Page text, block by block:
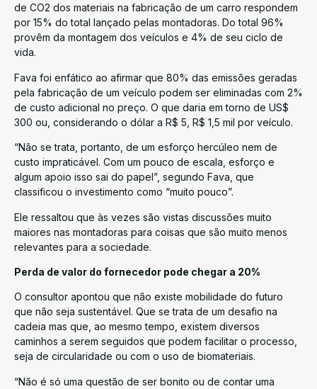
de CO2 dos materiais na fabricação de um carro respondem
por 15% do total lançado pelas montadoras. Do total 96%
provêm da montagem dos veículos e 4% de seu ciclo de
vida.
Fava foi enfático ao afirmar que 80% das emissões geradas
pela fabricação de um veículo podem ser eliminadas com 2%
de custo adicional no preço. O que daria em torno de US$
300 ou, considerando o dólar a R$ 5, R$ 1,5 mil por veículo.
“Não se trata, portanto, de um esforço hercúleo nem de
custo impraticável. Com um pouco de escala, esforço e
algum apoio isso sai do papel”, segundo Fava, que
classificou o investimento como “muito pouco”.
Ele ressaltou que às vezes são vistas discussões muito
maiores nas montadoras para coisas que são muito menos
relevantes para a sociedade.
Perda de valor do fornecedor pode chegar a 20%
O consultor apontou que não existe mobilidade do futuro
que não seja sustentável. Que se trata de um desafio na
cadeia mas que, ao mesmo tempo, existem diversos
caminhos a serem seguidos que podem facilitar o processo,
seja de circularidade ou com o uso de biomateriais.
“Não é só uma questão de ser bonito ou de contar uma